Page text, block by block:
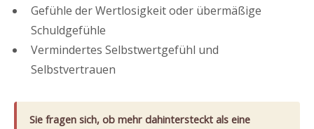
Gefühle der Wertlosigkeit oder übermäßige
Schuldgefühle
Vermindertes Selbstwertgefühl und
Selbstvertrauen
Sie fragen sich, ob mehr dahintersteckt als eine